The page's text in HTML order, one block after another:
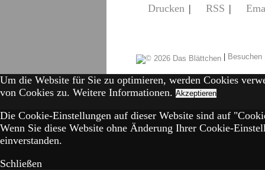
Drucken | RSS |
|
Um die Website für Sie zu optimieren, werden Cookies
von Cookies zu. Weitere Informationen. Akzeptieren
Die Cookie-Einstellungen auf dieser Website sind auf
Wenn Sie diese Website ohne Änderung Ihrer Cookie-
einverstanden.
Schließen